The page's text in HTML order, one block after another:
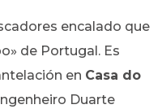
encalado que
de Portugal. Es
en Casa do
Duarte